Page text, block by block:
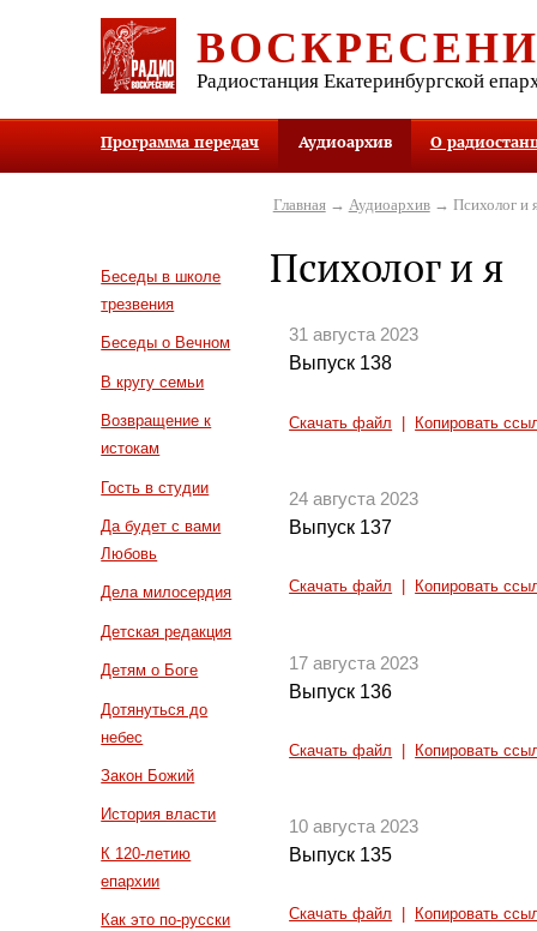
Радиостанция Екатеринбургской
Программа передач Аудиоархив О
Беседы в школе
трезвения
Беседы о Вечном
В кругу семьи
Возвращение к
истокам
Гость в студии
Да будет с вами
Любовь
Дела милосердия
Детская редакция
Детям о Боге
Дотянуться до
небес
Закон Божий
История власти
К 120-летию
епархии
Как это по-русски
Главная→ Аудиоархив→ Психолог и
Психолог и я
31 августа 2023
Выпуск 138
Скачать файл Копировать
24 августа 2023
Выпуск 137
Скачать файл Копировать
17 августа 2023
Выпуск 136
Скачать файл Копировать
10 августа 2023
Выпуск 135
Скачать файл Копировать